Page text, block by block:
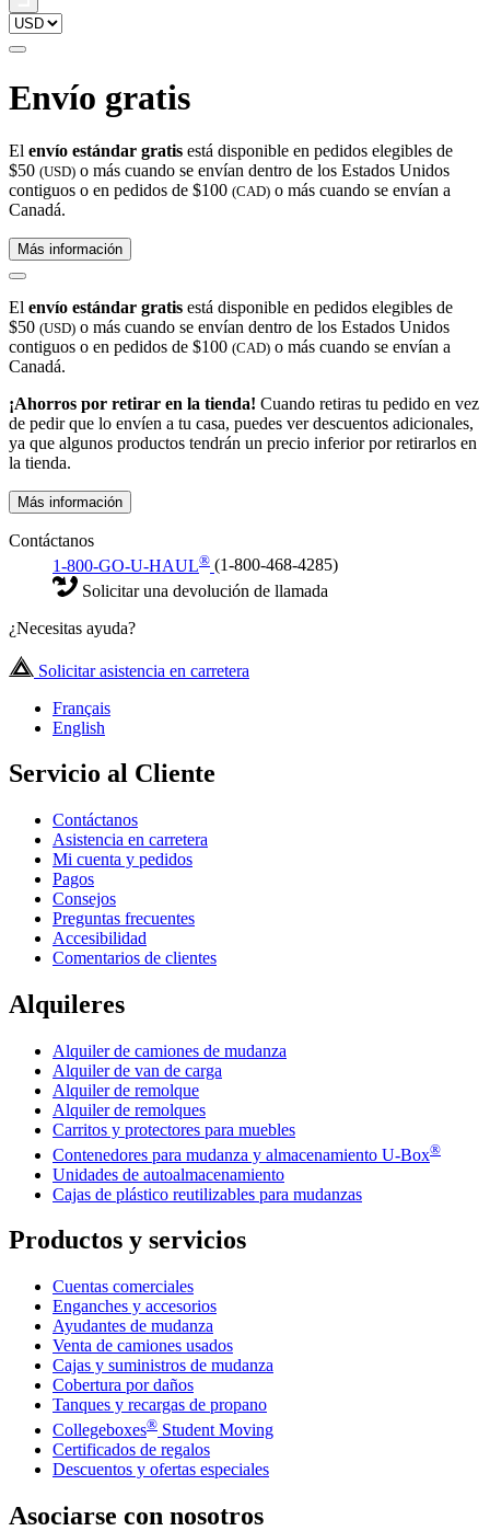
Envío gratis
El envío estándar gratis está disponible en pedidos elegibles de
$50 (USD) o más cuando se envían dentro de los Estados Unidos
contiguos o en pedidos de $100 (CAD) o más cuando se envían a
Canadá.
Más información
El envío estándar gratis está disponible en pedidos elegibles de
$50 (USD) o más cuando se envían dentro de los Estados Unidos
contiguos o en pedidos de $100 (CAD) o más cuando se envían a
Canadá.
¡Ahorros por retirar en la tienda! Cuando retiras tu pedido en vez
de pedir que lo envíen a tu casa, puedes ver descuentos adicionales,
ya que algunos productos tendrán un precio inferior por retirarlos en
la tienda.
Más información
Contáctanos
1-800-GO-U-HAUL® (1-800-468-4285)
Solicitar una devolución de llamada
¿Necesitas ayuda?
Solicitar asistencia en carretera
Français
English
Servicio al Cliente
Contáctanos
Asistencia en carretera
Mi cuenta y pedidos
Pagos
Consejos
Preguntas frecuentes
Accesibilidad
Comentarios de clientes
Alquileres
Alquiler de camiones de mudanza
Alquiler de van de carga
Alquiler de remolque
Alquiler de remolques
Carritos y protectores para muebles
Contenedores para mudanza y almacenamiento U-Box®
Unidades de autoalmacenamiento
Cajas de plástico reutilizables para mudanzas
Productos y servicios
Cuentas comerciales
Enganches y accesorios
Ayudantes de mudanza
Venta de camiones usados
Cajas y suministros de mudanza
Cobertura por daños
Tanques y recargas de propano
Collegeboxes® Student Moving
Certificados de regalos
Descuentos y ofertas especiales
Asociarse con nosotros